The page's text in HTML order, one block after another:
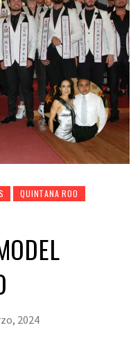
QUINTANA ROO
2024